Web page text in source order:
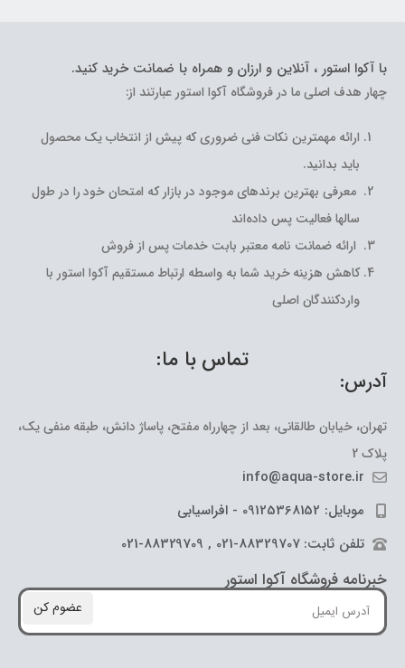
با آکوا استور ، آنلاین و ارزان و همراه با ضمانت خرید کنید.
چهار هدف اصلی ما در فروشگاه آکوا استور عبارتند از:
ارائه مهمترین نکات فنی ضروری که پیش از انتخاب یک محصول
باید بدانید.
معرفی بهترین برندهای موجود در بازار که امتحان خود را در طول
سالها فعالیت پس داده‌اند
ارائه ضمانت نامه معتبر بابت خدمات پس از فروش
کاهش هزینه خرید شما به واسطه ارتباط مستقیم آکوا استور با
واردکنندگان اصلی
تماس با ما:
آدرس:
تهران، خیابان طالقانی، بعد از چهارراه مفتح، پاساژ دانش، طبقه منفی یک،
پلاک 2
info@aqua-store.ir
موبایل: 09125368152 - افراسیابی
تلفن ثابت: 88329707-021 , 88329709-021
خبرنامه فروشگاه آکوا استور
عضوم کن